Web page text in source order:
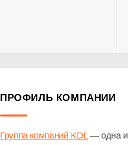
ПРОФИЛЬ КОМПАНИИ
Группа компаний KDL— одна